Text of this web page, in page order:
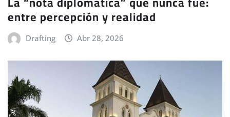
entre percepción y realidad
Drafting Abr 28, 2026